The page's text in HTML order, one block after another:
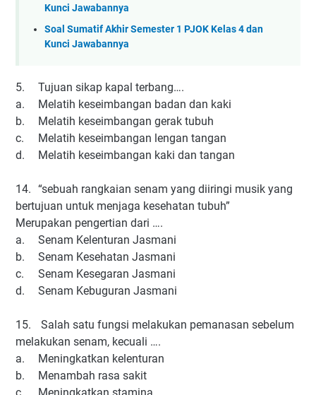
Kunci Jawabannya
Soal Sumatif Akhir Semester 1 PJOK Kelas 4 dan
Kunci Jawabannya
5.
Tujuan sikap kapal terbang….
a.
Melatih keseimbangan badan dan kaki
b.
Melatih keseimbangan gerak tubuh
c.
Melatih keseimbangan lengan tangan
d.
Melatih keseimbangan kaki dan tangan
14. “sebuah rangkaian senam yang diiringi musik yang
bertujuan untuk menjaga kesehatan tubuh”
Merupakan pengertian dari ….
a.
Senam Kelenturan Jasmani
b.
Senam Kesehatan Jasmani
c.
Senam Kesegaran Jasmani
d.
Senam Kebuguran Jasmani
15.
Salah satu fungsi melakukan pemanasan sebelum
melakukan senam, kecuali ….
a.
Meningkatkan kelenturan
b.
Menambah rasa sakit